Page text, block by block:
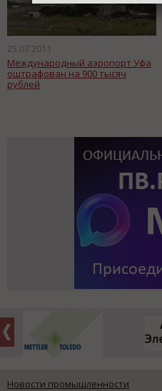
25.07.2011
Международный аэропорт Уфа
оштрафован на 900 тысяч
рублей
Новости промышленности